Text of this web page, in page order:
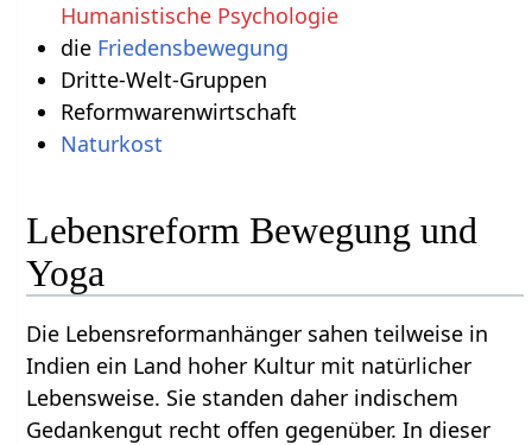
Humanistische Psychologie
die Friedensbewegung
Dritte-Welt-Gruppen
Reformwarenwirtschaft
Naturkost
Lebensreform Bewegung und
Yoga
Die Lebensreformanhänger sahen teilweise in
Indien ein Land hoher Kultur mit natürlicher
Lebensweise. Sie standen daher indischem
Gedankengut recht offen gegenüber. In dieser